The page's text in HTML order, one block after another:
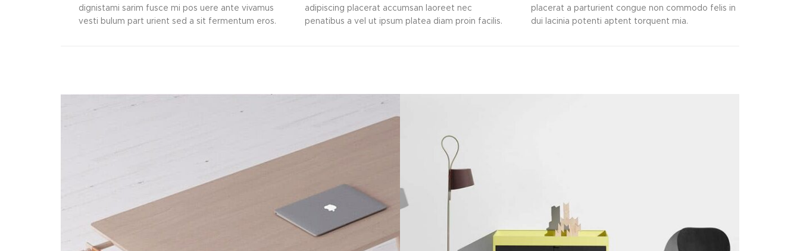
dignistami sarim fusce mi pos uere ante vivamus
vesti bulum part urient sed a sit fermentum eros.
adipiscing placerat accumsan laoreet nec
penatibus a vel ut ipsum platea diam proin facilis.
placerat a parturient congue non commodo felis in
dui lacinia potenti aptent torquent mia.